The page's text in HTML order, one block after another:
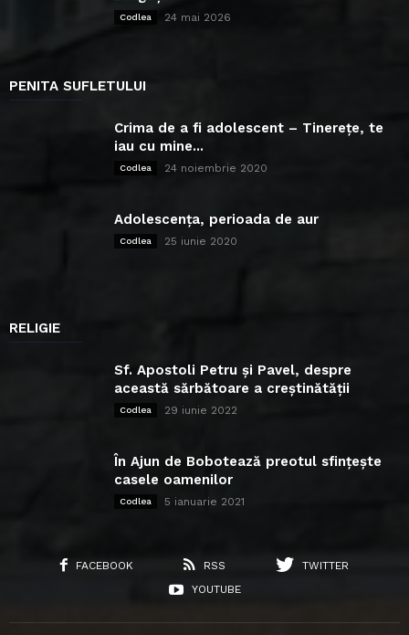
Codlea 24 mai 2026
PENITA SUFLETULUI
Crima de a fi adolescent – Tinerețe, te
iau cu mine...
Codlea 24 noiembrie 2020
Adolescența, perioada de aur
Codlea 25 iunie 2020
RELIGIE
Sf. Apostoli Petru și Pavel, despre
această sărbătoare a creștinătății
Codlea 29 iunie 2022
În Ajun de Bobotează preotul sfințește
casele oamenilor
Codlea 5 ianuarie 2021
FACEBOOK RSS
TWITTER
YOUTUBE